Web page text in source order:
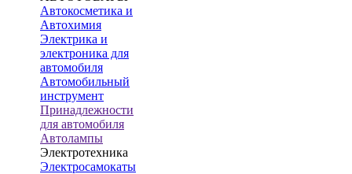
Автокосметика и
Автохимия
Электрика и
электроника для
автомобиля
Автомобильный
инструмент
Принадлежности
для автомобиля
Автолампы
Электротехника
Электросамокаты